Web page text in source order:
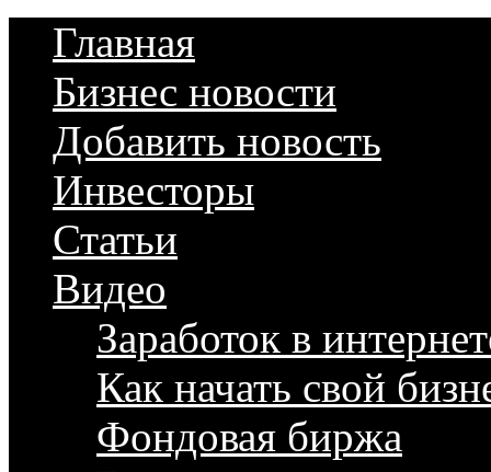
Главная
Бизнес новости
Добавить новость
Инвесторы
Статьи
Видео
Заработок в
Как начать свой
Фондовая биржа